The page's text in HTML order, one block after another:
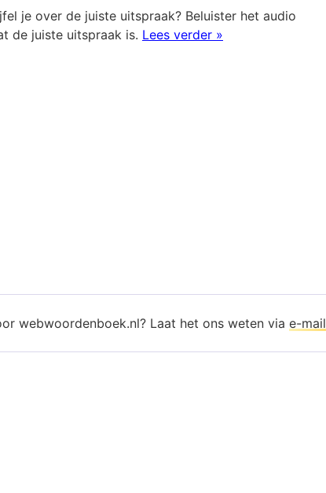
je over de juiste uitspraak? Beluister het audio
de juiste uitspraak is. Lees verder »
webwoordenboek.nl? Laat het ons weten via e-mail